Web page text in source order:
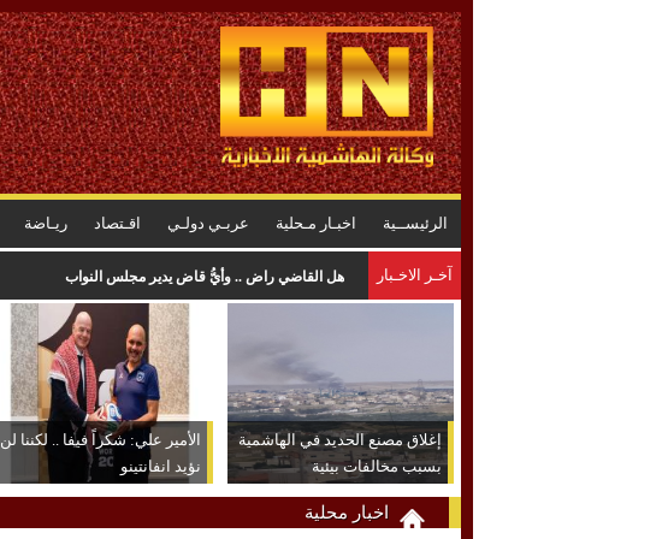
الرئيســية اخبـار مـحلية عربـي دولـي اقـتصاد ريـاضة
آخـر الاخـبار هل القاضي راضٍ .. وأيُّ قاضٍ يدير مجلس النواب
إغلاق مصنع الحديد في الهاشمية
بسبب مخالفات بيئية
الأمير علي: شكراً فيفا .. لكننا لن
نؤيد انفانتينو
اخبار محلية